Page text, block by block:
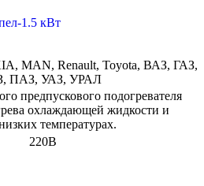
1.5 кВт
MAN, Renault, Toyota, ВАЗ, ГАЗ,
ПАЗ, УАЗ, УРАЛ
предпускового подогревателя
охлаждающей жидкости и
температурах.
220В